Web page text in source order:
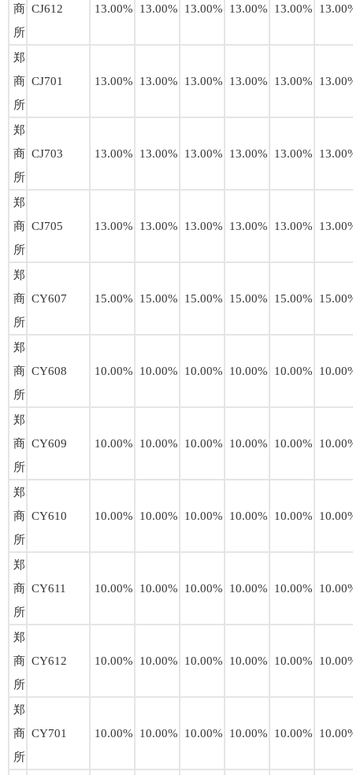
商
所
CJ612 13.00% 13.00% 13.00% 13.00% 13.00%
郑
商
所
CJ701 13.00% 13.00% 13.00% 13.00% 13.00%
郑
商
所
CJ703 13.00% 13.00% 13.00% 13.00% 13.00%
郑
商
所
CJ705 13.00% 13.00% 13.00% 13.00% 13.00%
郑
商
所
CY607 15.00% 15.00% 15.00% 15.00% 15.00%
郑
商
所
CY608 10.00% 10.00% 10.00% 10.00% 10.00%
郑
商
所
CY609 10.00% 10.00% 10.00% 10.00% 10.00%
郑
商
所
CY610 10.00% 10.00% 10.00% 10.00% 10.00%
郑
商
所
CY611 10.00% 10.00% 10.00% 10.00% 10.00%
郑
商
所
CY612 10.00% 10.00% 10.00% 10.00% 10.00%
郑
商
所
CY701 10.00% 10.00% 10.00% 10.00% 10.00%